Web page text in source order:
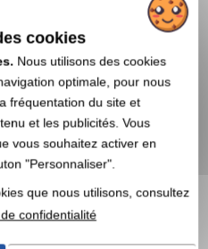
cookies
Nous utilisons des cookies
optimale, pour nous
fréquentation du site et
et les publicités. Vous
vous souhaitez activer en
"Personnaliser".
que nous utilisons, consultez
confidentialité